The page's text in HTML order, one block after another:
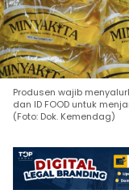
Produsen wajib
dan ID FOOD untuk
(Foto: Dok. Kemendag)